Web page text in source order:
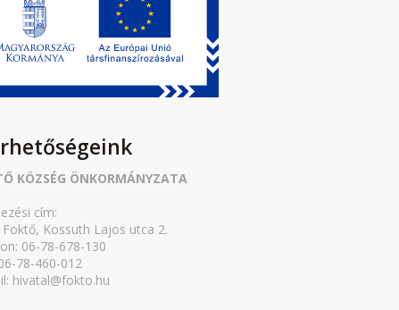
KÖZSÉG ÖNKORMÁNYZATA
cím:
Foktő, Kossuth Lajos utca 2.
06-78-678-130
78-460-012
hivatal@fokto.hu